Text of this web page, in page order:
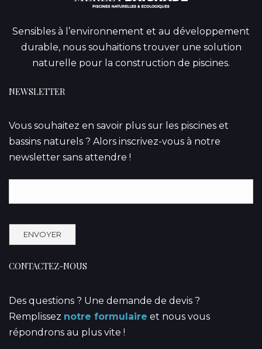
Sensibles à l’environnement et au développement
durable, nous souhaitions trouver une solution
naturelle pour la construction de piscines.
NEWSLETTER
Vous souhaitez en savoir plus sur les piscines et
bassins naturels ? Alors inscrivez-vous à notre
newsletter sans attendre !
CONTACTEZ-NOUS
Des questions ? Une demande de devis ?
Remplissez notre formulaire et nous vous
répondrons au plus vite !